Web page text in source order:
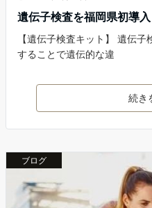
遺伝子検査を福岡県初導入
【遺伝子検査キット】 遺伝
することで遺伝的な違
続き
ブログ